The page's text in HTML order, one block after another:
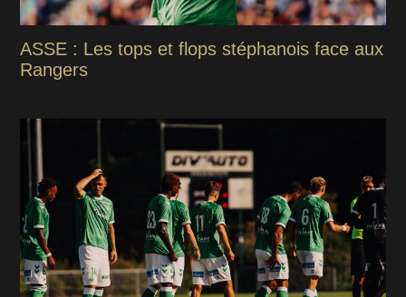
ASSE : Les tops et flops stéphanois face aux
Rangers